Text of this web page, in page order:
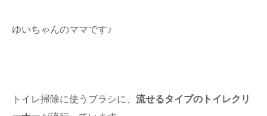
ゆいちゃんのママです♪
トイレ掃除に使うブラシに、 流せるタイプのトイレクリ